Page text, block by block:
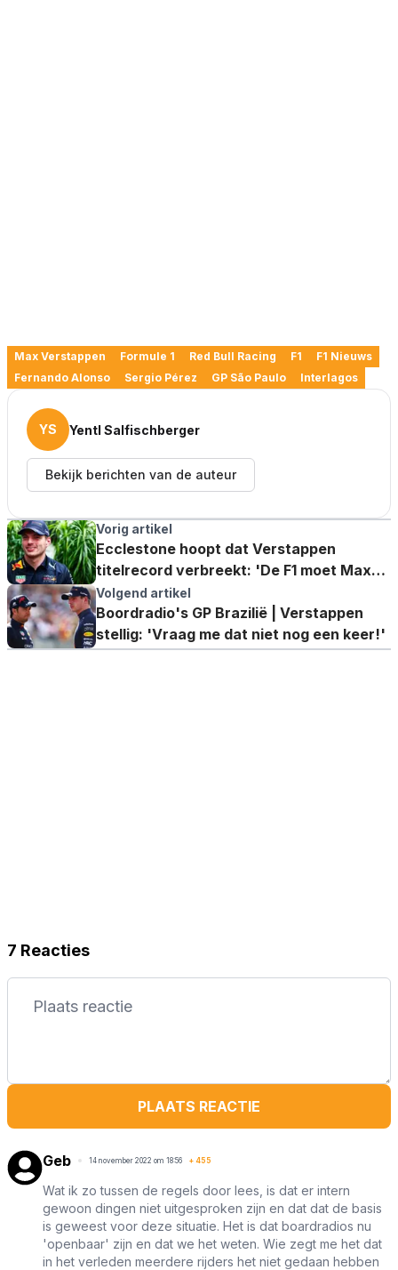
Max Verstappen Formule 1 Red Bull Racing F1
F1 Nieuws
Fernando Alonso
Sergio Pérez GP São Paulo Interlagos
YS Yentl Salfischberger
Bekijk berichten van de auteur
Vorig artikel
Ecclestone hoopt dat Verstappen
titelrecord verbreekt: 'De F1 moet Max
bedanken'
Volgend artikel
Boordradio's GP Brazilië | Verstappen
stellig: 'Vraag me dat niet nog een keer!'
7 Reacties
PLAATS REACTIE
Geb 14 november 2022 om 18:56 + 455
Wat ik zo tussen de regels door lees, is dat er intern
gewoon dingen niet uitgesproken zijn en dat dat de basis
is geweest voor deze situatie. Het is dat boardradios nu
'openbaar' zijn en dat we het weten. Wie zegt me het dat
in het verleden meerdere rijders het niet gedaan hebben